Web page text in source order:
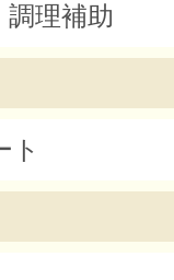
理補助
ト